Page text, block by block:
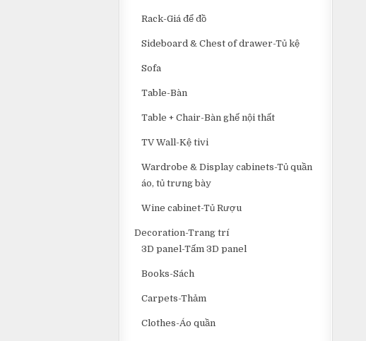
Rack-Giá để đồ
Sideboard & Chest of drawer-Tủ kệ
Sofa
Table-Bàn
Table + Chair-Bàn ghế nội thất
TV Wall-Kệ tivi
Wardrobe & Display cabinets-Tủ quần
áo, tủ trưng bày
Wine cabinet-Tủ Rượu
Decoration-Trang trí
3D panel-Tấm 3D panel
Books-Sách
Carpets-Thảm
Clothes-Áo quần